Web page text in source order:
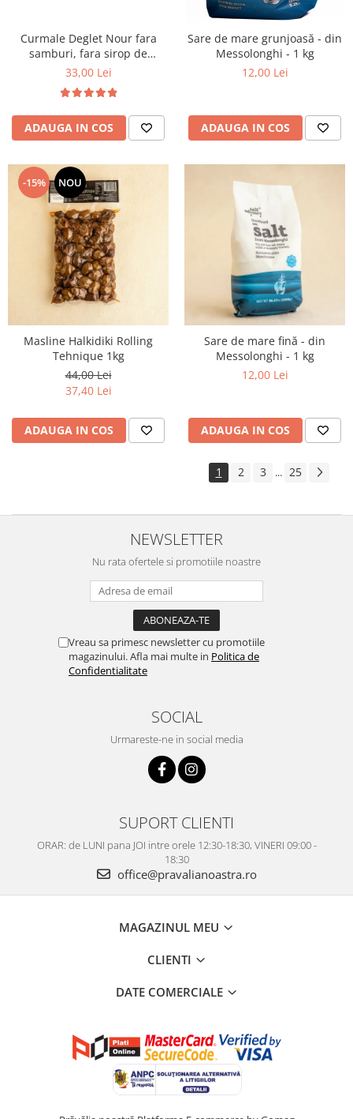
Curmale Deglet Nour fara
samburi, fara sirop de
glucoza 5 kg VRAC
33,00 Lei
ADAUGA IN COS
Sare de mare grunjoasă - din
Messolonghi - 1 kg
12,00 Lei
ADAUGA IN COS
-15% NOU
Masline Halkidiki Rolling
Tehnique 1kg
44,00 Lei
37,40 Lei
ADAUGA IN COS
Sare de mare fină - din
Messolonghi - 1 kg
12,00 Lei
ADAUGA IN COS
1 2 3 ... 25
NEWSLETTER
Nu rata ofertele si promotiile noastre
Vreau sa primesc newsletter cu promotiile
magazinului. Afla mai multe in Politica de
Confidentialitate
SOCIAL
Urmareste-ne in social media
SUPORT CLIENTI
ORAR: de LUNI pana JOI intre orele 12:30-18:30, VINERI 09:00 -
18:30
office@pravalianoastra.ro
MAGAZINUL MEU
CLIENTI
DATE COMERCIALE